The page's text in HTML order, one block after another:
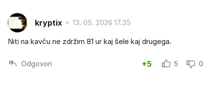
kryptix 13. 05. 2026 17.35
Niti na kavču ne zdržim 81 ur kaj šele kaj drugega.
Odgovori +5 5 0